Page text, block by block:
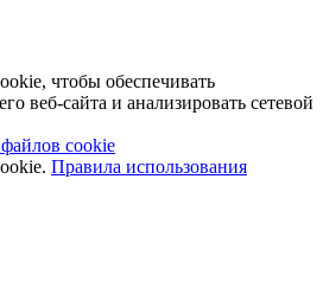
чтобы обеспечивать
веб-сайта и анализировать сетевой
cookie
Правила использования